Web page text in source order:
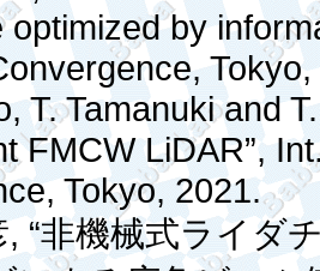
optimized by
T. Tamanuki and
FMCW LiDAR”,
Tokyo, 2021.
, “非機械式ライダ